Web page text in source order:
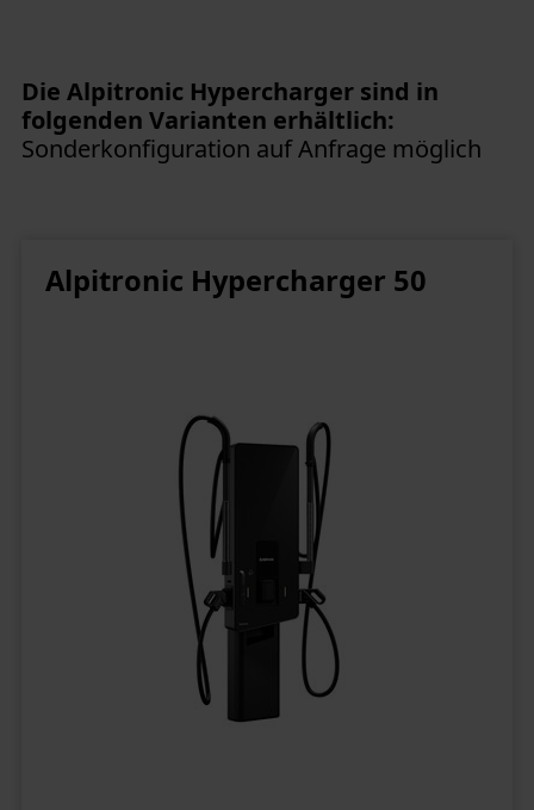
Die Alpitronic Hypercharger sind in
folgenden Varianten erhältlich:
Sonderkonfiguration auf Anfrage möglich
Alpitronic Hypercharger 50